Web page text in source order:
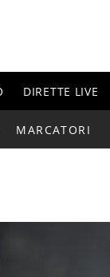
DIRETTE LIVE
MARCATORI